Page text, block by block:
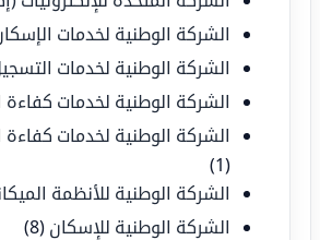
الشركة الوطنية لخدمات
الشركة الوطنية لخدمات
الشركة الوطنية لخدمات كفاءة
الشركة الوطنية لخدمات
(1)
الشركة الوطنية للأنظمة
الشركة الوطنية للإسكان (8)